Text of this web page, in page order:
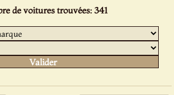
de voitures trouvées: 341